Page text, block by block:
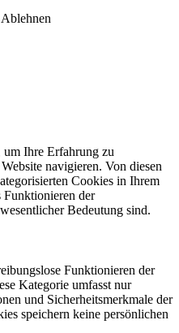
Ablehnen
um Ihre Erfahrung zu
navigieren. Von diesen
Cookies in Ihrem
Funktionieren der
Bedeutung sind.
Funktionieren der
Kategorie umfasst nur
und Sicherheitsmerkmale der
speichern keine persönlichen